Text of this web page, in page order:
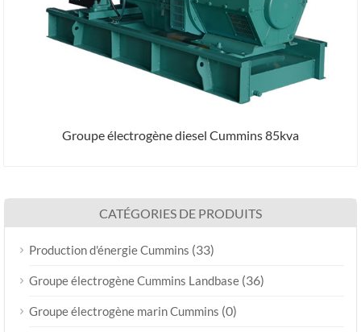
Groupe électrogène diesel Cummins 85kva
CATÉGORIES DE PRODUITS
Production d'énergie Cummins (33)
Groupe électrogène Cummins Landbase (36)
Groupe électrogène marin Cummins (0)